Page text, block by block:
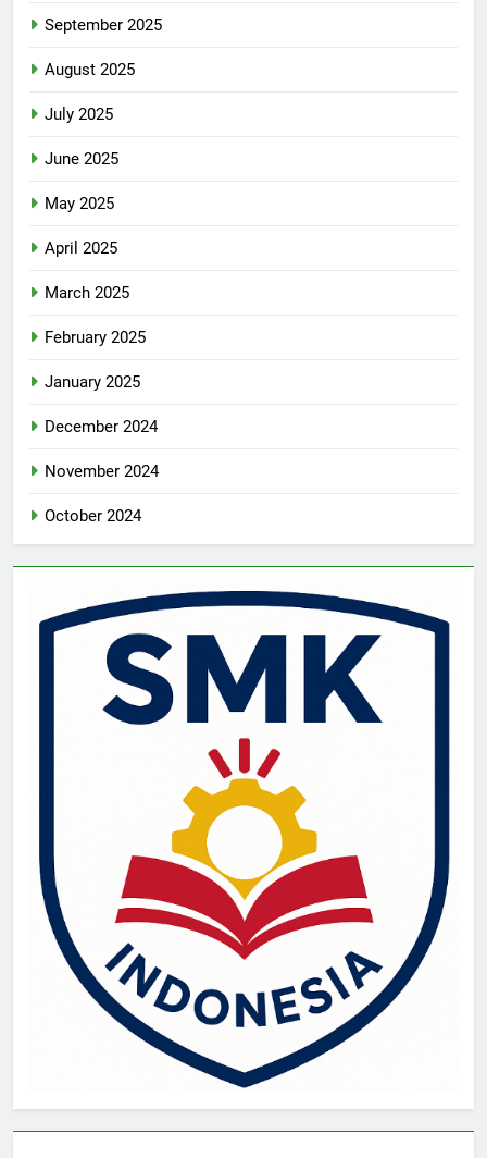
September 2025
August 2025
July 2025
June 2025
May 2025
April 2025
March 2025
February 2025
January 2025
December 2024
November 2024
October 2024